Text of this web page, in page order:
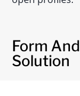
Form
Solution